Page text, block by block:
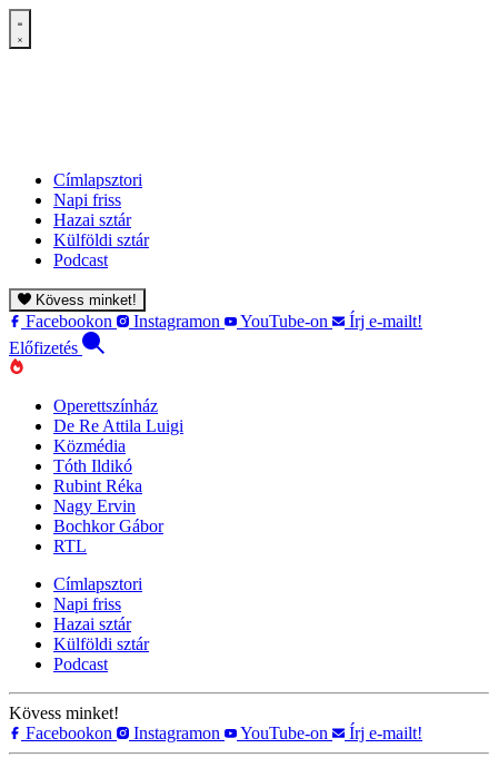
Címlapsztori
Napi friss
Hazai sztár
Külföldi sztár
Podcast
Kövess minket!
Facebookon Instagramon YouTube-on
Írj e-mailt!
Előfizetés
Operettszínház
De Re Attila Luigi
Közmédia
Tóth Ildikó
Rubint Réka
Nagy Ervin
Bochkor Gábor
RTL
Címlapsztori
Napi friss
Hazai sztár
Külföldi sztár
Podcast
Kövess minket!
Facebookon
Instagramon YouTube-on Írj e-mailt!